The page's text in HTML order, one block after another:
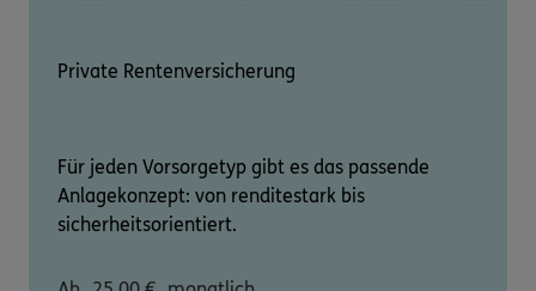
Private Rentenversicherung
Für jeden Vorsorgetyp gibt es das passende
Anlagekonzept: von renditestark bis
sicherheitsorientiert.